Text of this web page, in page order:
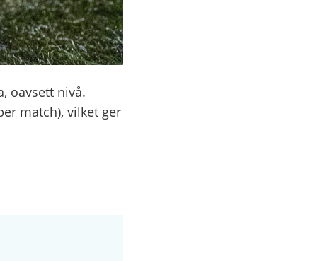
oavsett nivå.
match), vilket ger